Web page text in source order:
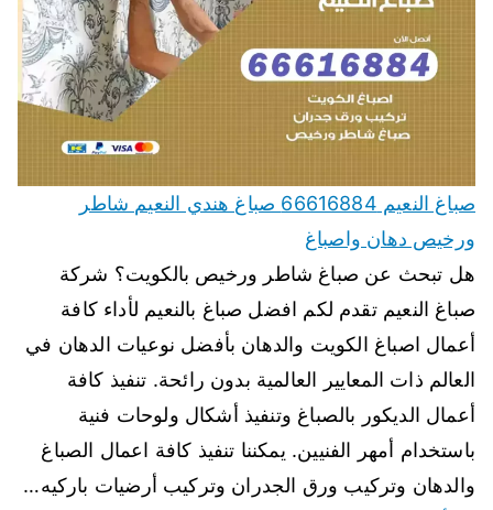
صباغ النعيم 66616884 صباغ هندي النعيم شاطر
ورخيص دهان واصباغ
هل تبحث عن صباغ شاطر ورخيص بالكويت؟ شركة
صباغ النعيم تقدم لكم افضل صباغ بالنعيم لأداء كافة
أعمال اصباغ الكويت والدهان بأفضل نوعيات الدهان في
العالم ذات المعايير العالمية بدون رائحة. تنفيذ كافة
أعمال الديكور بالصباغ وتنفيذ أشكال ولوحات فنية
باستخدام أمهر الفنيين. يمكننا تنفيذ كافة اعمال الصباغ
والدهان وتركيب ورق الجدران وتركيب أرضيات باركيه…